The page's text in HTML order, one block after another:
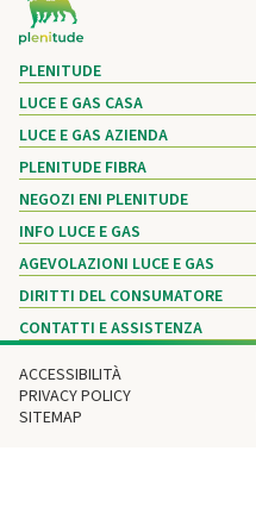
PLENITUDE
LUCE E GAS CASA
LUCE E GAS AZIENDA
PLENITUDE FIBRA
NEGOZI ENI PLENITUDE
INFO LUCE E GAS
AGEVOLAZIONI LUCE E GAS
DIRITTI DEL CONSUMATORE
CONTATTI E ASSISTENZA
ACCESSIBILITÀ
PRIVACY POLICY
SITEMAP